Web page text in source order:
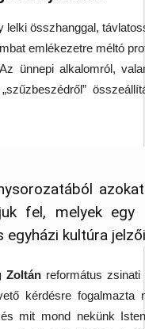
lelki összhanggal,
emlékezetre méltó
ünnepi alkalomról,
fel, melyek egy
kultúra
Zoltán református zsinati
kérdésre fogalmazta
mit mond nekünk